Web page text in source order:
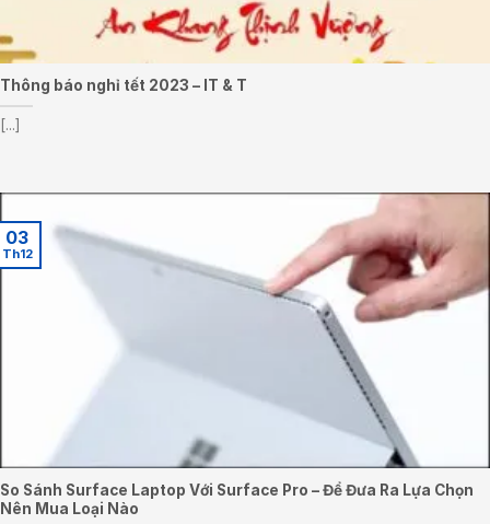
Thông báo nghỉ tết 2023 – IT & T
[...]
So Sánh Surface Laptop Với Surface Pro – Để Đưa Ra Lựa Chọn
Nên Mua Loại Nào
03
Th12